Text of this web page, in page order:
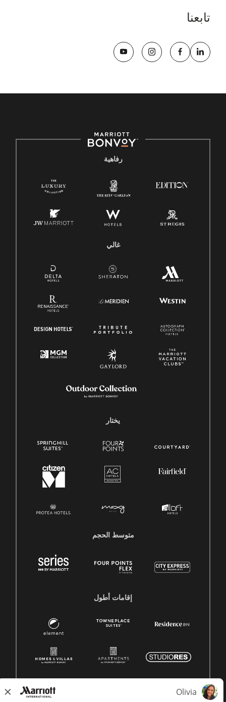
تابعنا
رفاهية
غالي
يختار
متوسط ​​الحجم
إقامات أطول